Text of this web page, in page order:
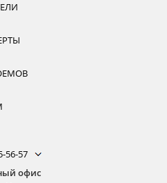
56-57
офис